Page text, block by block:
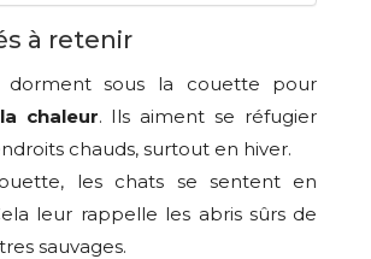
à retenir
dorment sous la couette pour
chaleur. Ils aiment se réfugier
chauds, surtout en hiver.
les chats se sentent en
leur rappelle les abris sûrs de
sauvages.